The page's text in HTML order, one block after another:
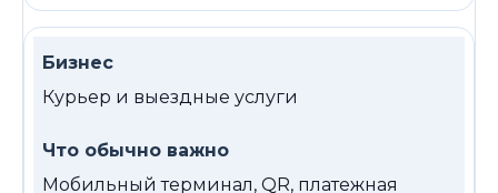
Курьер и выездные услуги
Мобильный терминал, QR, платежная